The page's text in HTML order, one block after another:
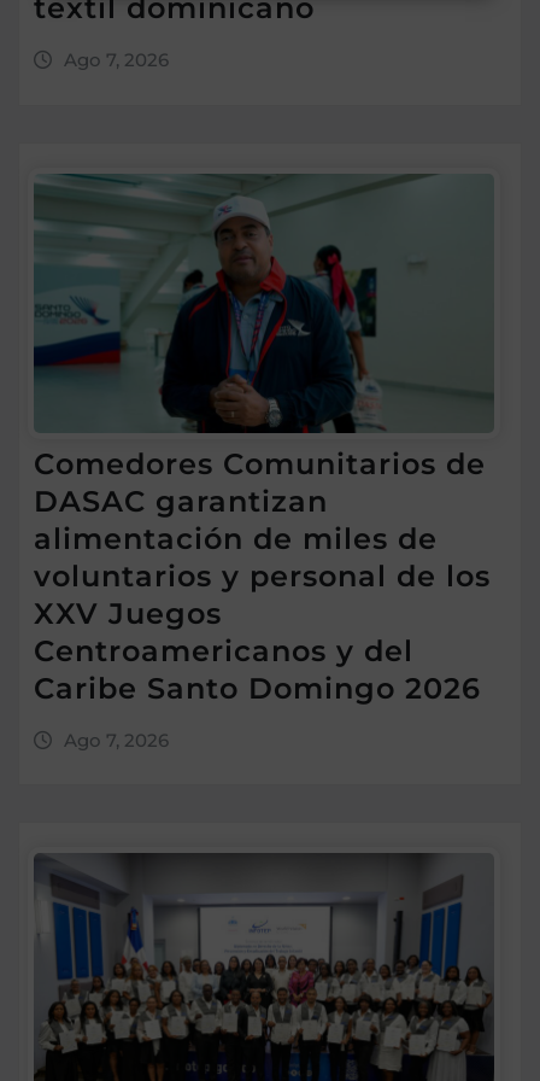
textil dominicano
Ago 7, 2026
Comedores Comunitarios de
DASAC garantizan
alimentación de miles de
voluntarios y personal de los
XXV Juegos
Centroamericanos y del
Caribe Santo Domingo 2026
Ago 7, 2026